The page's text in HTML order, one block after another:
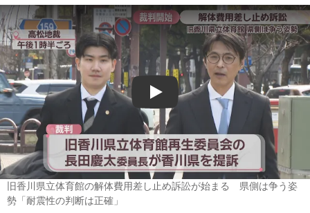
Play
旧香川県立体育館の解体費用差し止め訴訟が始まる 県側は争う姿
勢「耐震性の判断は正確」